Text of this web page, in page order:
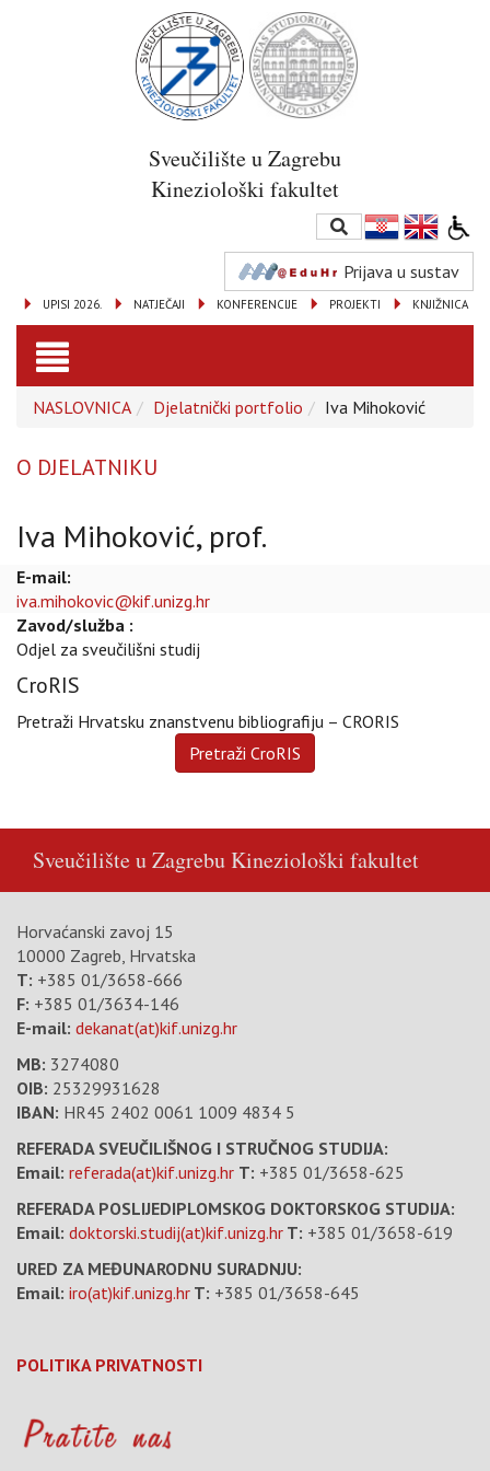
Sveučilište u Zagrebu
Kineziološki fakultet
Prijava u sustav
KNJIŽNICA
PROJEKTI
KONFERENCIJE
NATJEČAJI
UPISI 2026.
Toggle
navigation
NASLOVNICA Djelatnički portfolio Iva Mihoković
O DJELATNIKU
Iva Mihoković, prof.
E-mail:
iva.mihokovic@kif.unizg.hr
Zavod/služba :
Odjel za sveučilišni studij
CroRIS
Pretraži Hrvatsku znanstvenu bibliografiju – CRORIS
Sveučilište u ZagrebuKineziološki fakultet
Horvaćanski zavoj 15
10000 Zagreb, Hrvatska
T: +385 01/3658-666
F: +385 01/3634-146
E-mail: dekanat(at)kif.unizg.hr
MB: 3274080
OIB: 25329931628
IBAN: HR45 2402 0061 1009 4834 5
REFERADA SVEUČILIŠNOG I STRUČNOG STUDIJA:
Email: referada(at)kif.unizg.hr T: +385 01/3658-625
REFERADA POSLIJEDIPLOMSKOG DOKTORSKOG STUDIJA:
Email: doktorski.studij(at)kif.unizg.hr T: +385 01/3658-619
URED ZA MEĐUNARODNU SURADNJU:
Email: iro(at)kif.unizg.hr T: +385 01/3658-645
POLITIKA PRIVATNOSTI